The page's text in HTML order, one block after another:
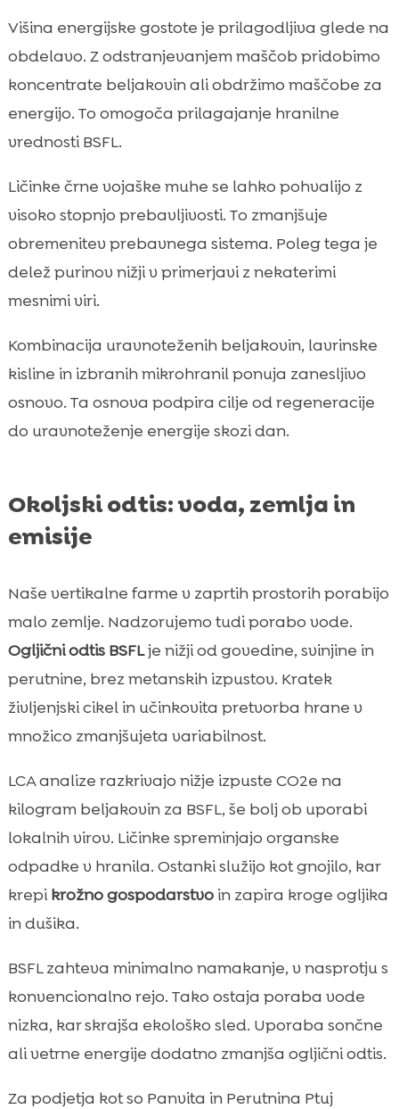
Višina energijske gostote je prilagodljiva glede na
obdelavo. Z odstranjevanjem maščob pridobimo
koncentrate beljakovin ali obdržimo maščobe za
energijo. To omogoča prilagajanje hranilne
vrednosti BSFL.
Ličinke črne vojaške muhe se lahko pohvalijo z
visoko stopnjo prebavljivosti. To zmanjšuje
obremenitev prebavnega sistema. Poleg tega je
delež purinov nižji v primerjavi z nekaterimi
mesnimi viri.
Kombinacija uravnoteženih beljakovin, lavrinske
kisline in izbranih mikrohranil ponuja zanesljivo
osnovo. Ta osnova podpira cilje od regeneracije
do uravnoteženje energije skozi dan.
Okoljski odtis: voda, zemlja in
emisije
Naše vertikalne farme v zaprtih prostorih porabijo
malo zemlje. Nadzorujemo tudi porabo vode.
Ogljični odtis BSFLje nižji od govedine, svinjine in
perutnine, brez metanskih izpustov. Kratek
življenjski cikel in učinkovita pretvorba hrane v
množico zmanjšujeta variabilnost.
LCA analize razkrivajo nižje izpuste CO2e na
kilogram beljakovin za BSFL, še bolj ob uporabi
lokalnih virov. Ličinke spreminjajo organske
odpadke v hranila. Ostanki služijo kot gnojilo, kar
krepikrožno gospodarstvoin zapira kroge ogljika
in dušika.
BSFL zahteva minimalno namakanje, v nasprotju s
konvencionalno rejo. Tako ostaja poraba vode
nizka, kar skrajša ekološko sled. Uporaba sončne
ali vetrne energije dodatno zmanjša ogljični odtis.
Za podjetja kot so Panvita in Perutnina Ptuj